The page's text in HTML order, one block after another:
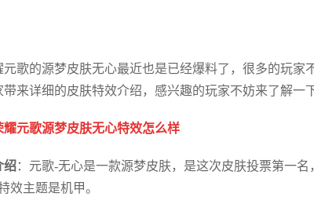
歌的源梦皮肤无心最近也是已经爆料了，很多的玩家
带来详细的皮肤特效介绍，感兴趣的玩家不妨来了解一下
耀元歌源梦皮肤无心特效怎么样
绍：元歌-无心是一款源梦皮肤，是这次皮肤投票第一
效主题是机甲。